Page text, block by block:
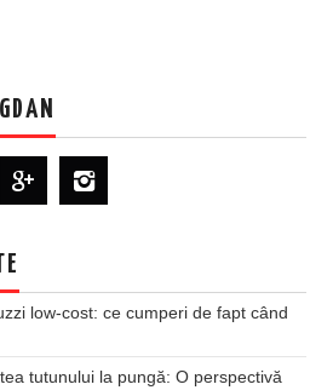
low-cost: ce cumperi de fapt când
tutunului la pungă: O perspectivă